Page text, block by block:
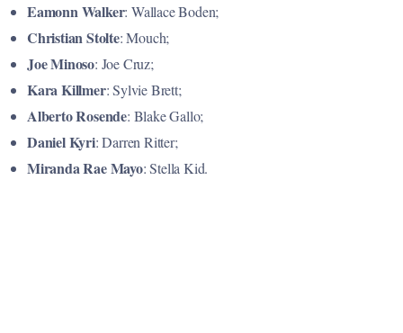
Eamonn Walker: Wallace Boden;
Christian Stolte: Mouch;
Joe Minoso: Joe Cruz;
Kara Killmer: Sylvie Brett;
Alberto Rosende: Blake Gallo;
Daniel Kyri: Darren Ritter;
Miranda Rae Mayo: Stella Kid.